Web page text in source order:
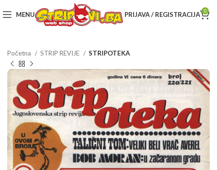
MENU PRIJAVA / REGISTRACIJA 0
Početna STRIP REVIJE STRIPOTEKA